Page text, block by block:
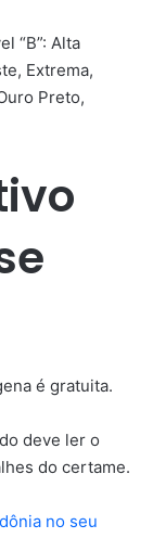
“B”: Alta
Extrema,
Preto,
é gratuita.
deve ler o
do certame.
no seu